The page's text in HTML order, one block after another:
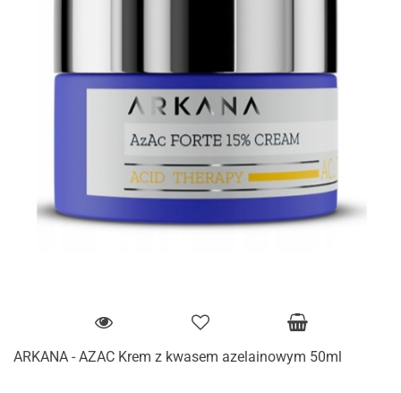
ARKANA - AZAC Krem z kwasem azelainowym 50ml